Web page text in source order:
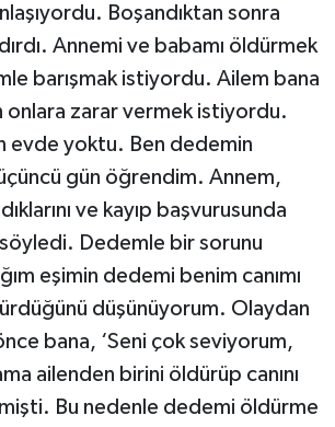
Boşandıktan sonra
Annemi ve babamı öldürmek
barışmak istiyordu. Ailem bana
onlara zarar vermek istiyordu.
evde yoktu. Ben dedemin
gün öğrendim. Annem,
ve kayıp başvurusunda
söyledi. Dedemle bir sorunu
eşimin dedemi benim canımı
düşünüyorum. Olaydan
bana, ‘Seni çok seviyorum,
ailenden birini öldürüp canını
Bu nedenle dedemi öldürme